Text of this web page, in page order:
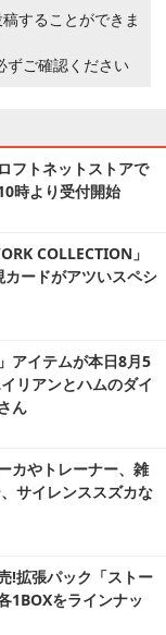
することができま
ずご確認ください
フトネットストアで
時より受付開始
COLLECTION」
ードがアツいスペシ
アイテムが本日8月5
リアンとハムのダイ
ん
カやトレーナー、雑
サイレンススズカな
!拡張パック「ストー
1BOXをラインナッ